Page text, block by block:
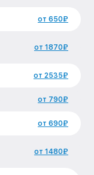
от 650₽
от 1870₽
от 2535₽
от 790₽
от 690₽
от 1480₽